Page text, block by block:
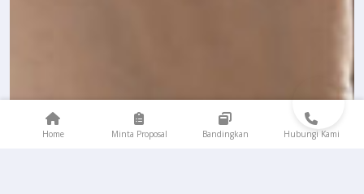
Home Minta Proposal Bandingkan Hubungi Kami